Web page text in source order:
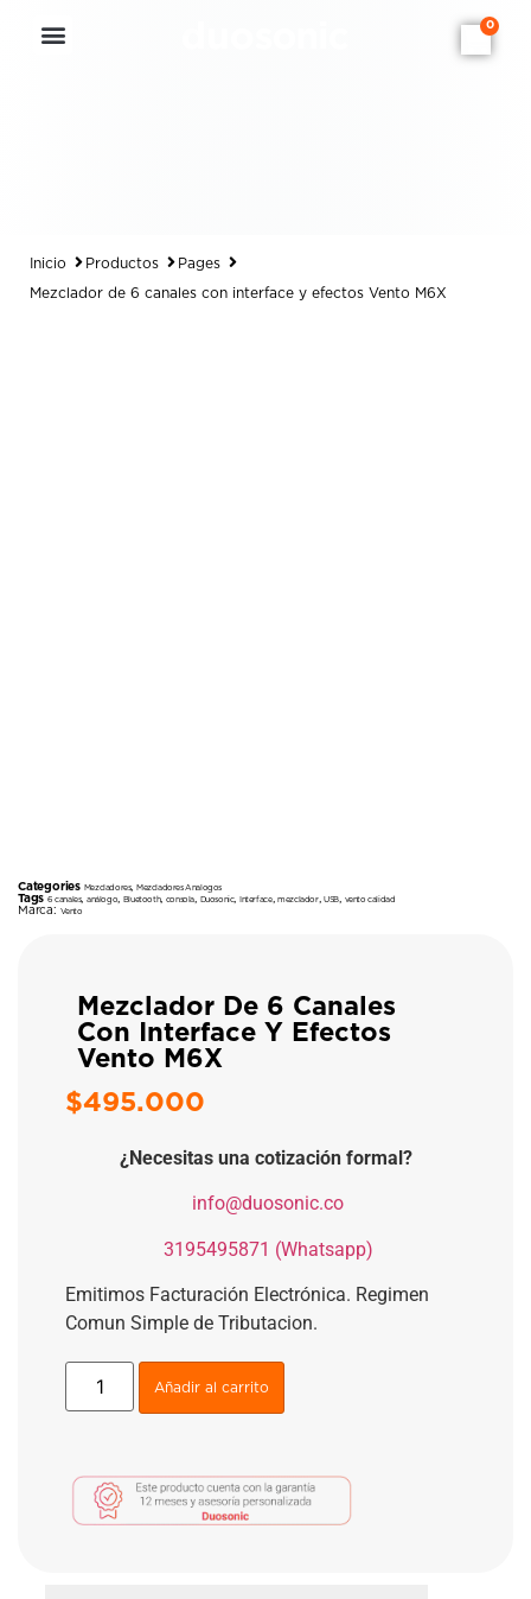
0
Inicio Productos Pages
Mezclador de 6 canales con interface y efectos Vento M6X
Categories Mezcladores,Mezcladores Analogos
Tags 6 canales,análogo Bluetooth, consola Duosonic,Interface,mezclador,USB, vento calidad
Marca: Vento
Mezclador De 6 Canales
Con Interface Y Efectos
Vento M6X
$495.000
¿Necesitas una cotización formal?
info@duosonic.co
3195495871 (Whatsapp)
Emitimos Facturación Electrónica. Regimen
Comun Simple de Tributacion.
Añadir al carrito